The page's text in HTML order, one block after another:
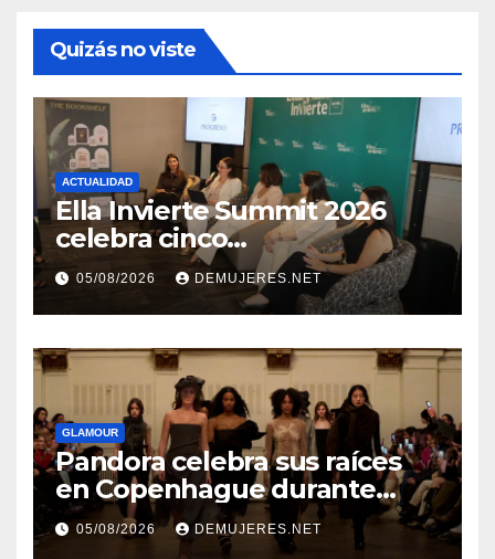
Quizás no viste
ACTUALIDAD
Ella Invierte Summit 2026
celebra cinco
añosimpulsando a las
mujeres a construir su
independencia financiera
05/08/2026 DEMUJERES.NET
GLAMOUR
Pandora celebra sus raíces
en Copenhague durante
Copenhagen Fashion Week a
través de alianzas creativas
05/08/2026 DEMUJERES.NET